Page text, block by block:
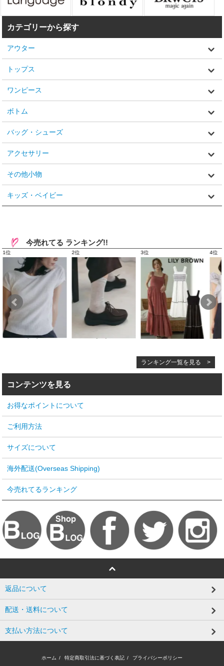
カテゴリーから探す
アウター
トップス
ワンピース
ボトム
バッグ・シューズ
アクセサリー
その他小物
キッズ・ベイビー
今売れてる ランキング!!
ランキング一覧を見る >
コンテンツを見る
お得なポイントについて
ご利用方法
サイズについて
海外配送(Overseas Shipping)
今売れてるランキング
返品について
配送・送料について
支払い方法について
ホーム / 特定商取引法に基づく表記 / プライバシーポリシー